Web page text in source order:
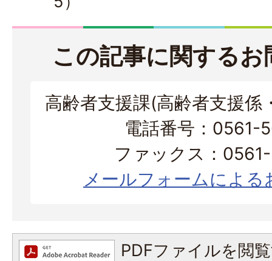
この記事に関する
高齢者支援課(高齢者支援係
電話番号：0561-
ファックス：
メールフォームによる
PDFファイルを閲